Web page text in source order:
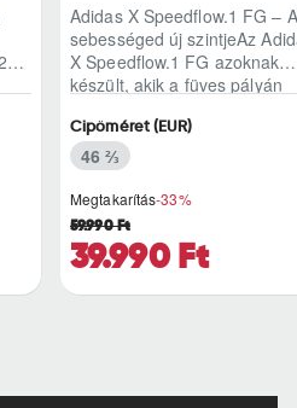
Adidas X Speedflow.1 FG – A
sebességed új szintjeAz
X Speedflow.1 FG azoknak
készült, akik a füves pályán
ritmust diktál..
Megtakarítás-33%
39.990 Ft
59.990 Ft
Cipőméret (EUR)
46 ⅔